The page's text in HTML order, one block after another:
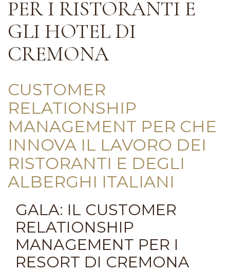
PER I RISTORANTI E
GLI HOTEL DI
CREMONA
CUSTOMER
RELATIONSHIP
MANAGEMENT PER CHE
INNOVA IL LAVORO DEI
RISTORANTI E DEGLI
ALBERGHI ITALIANI
GALA: IL CUSTOMER
RELATIONSHIP
MANAGEMENT PER I
RESORT DI CREMONA